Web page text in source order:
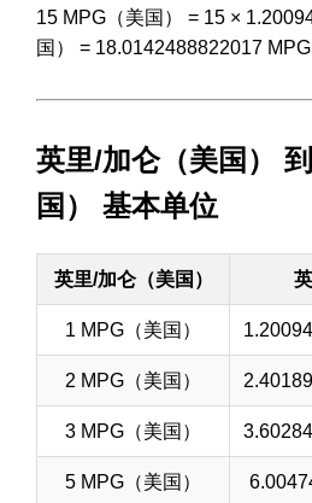
15 MPG（美国） = 15 ×
国） = 18.0142488822017 MPG
英里/加仑（美国）
国） 基本单位
英里/加仑（美国）
1 MPG（美国）
2 MPG（美国）
3 MPG（美国）
5 MPG（美国）